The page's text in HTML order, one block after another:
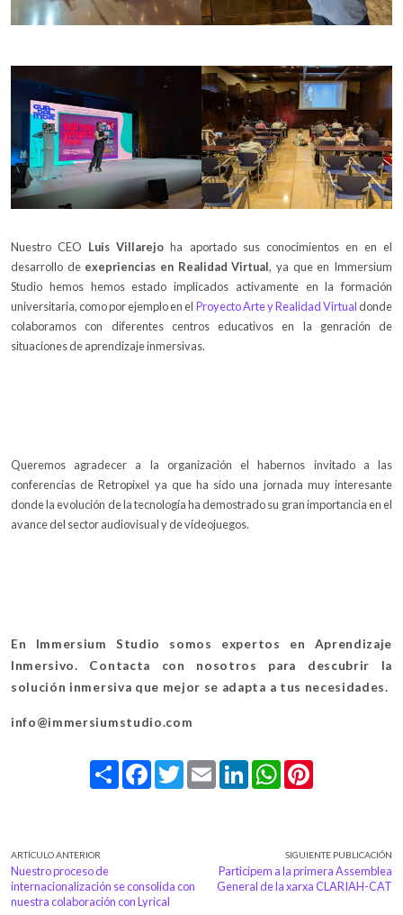
Nuestro CEO Luis Villarejo ha aportado sus conocimientos en en el
desarrollo de exepriencias en Realidad Virtual, ya que en Immersium
Studio hemos hemos estado implicados activamente en la formación
universitaria, como por ejemplo en el Proyecto Arte y Realidad Virtualdonde
colaboramos con diferentes centros educativos en la genración de
situaciones de aprendizaje inmersivas.
Queremos agradecer a la organización el habernos invitado a las
conferencias de Retropixel ya que ha sido una jornada muy interesante
donde la evolución de la tecnología ha demostrado su gran importancia en el
avance del sector audiovisual y de videojuegos.
En Immersium Studio somos expertos en Aprendizaje
Inmersivo. Contacta con nosotros para descubrir la
solución inmersiva que mejor se adapta a tus necesidades.
info@immersiumstudio.com
Share FacebookTwitterEmail LinkedInWhatsApp
ARTÍCULO ANTERIOR
Nuestro proceso de
internacionalización se consolida con
nuestra colaboración con Lyrical
SIGUIENTE PUBLICACIÓN
Participem a la primera Assemblea
General de la xarxa CLARIAH-CAT